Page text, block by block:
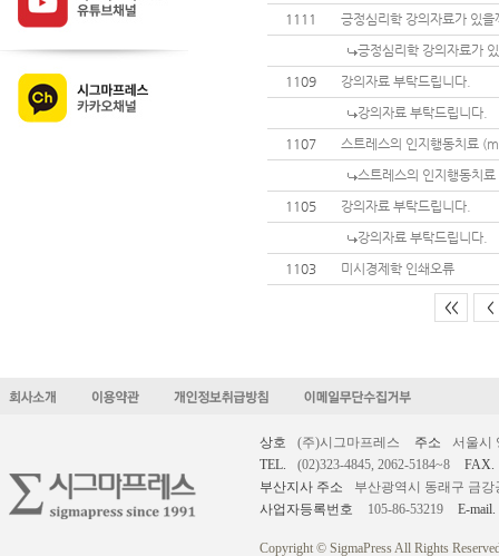
1111
긍정심리학 강의자료가 있을
긍정심리학 강의자료가
1109
강의자료 부탁드립니다.
강의자료 부탁드립니다.
1107
스트레스의 인지행동치료
스트레스의 인지행동치
1105
강의자료 부탁드립니다.
강의자료 부탁드립니다.
1103
미시경제학 인쇄오류
<< <
상호 (주)시그마프레스 주소
서울시
TEL.
(02)323-4845, 2062-5184~8
FAX.
부산지사 주소
부산광역시 동래구 금강
사업자등록번호
105-86-53219 E-mail.
Copyright © SigmaPress All Rights